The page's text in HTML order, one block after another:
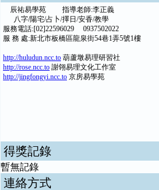
辰祐易學苑 指導老師:李正義
八字/陽宅/占卜/擇日/安香/教學
服務電話:[02]22596029 0937502022
服 務 處:新北市板橋區龍泉街54巷1弄5號1樓
http://huludun.ncc.to 葫蘆墩易理研習社
http://rose.ncc.to 謝翎易理文化工作室
http://jingfongyi.ncc.to 京房易學苑
得獎記錄
暫無記錄
連絡方式